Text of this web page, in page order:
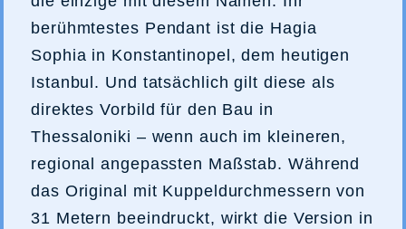
berühmtestes Pendant ist die Hagia
Sophia in Konstantinopel, dem heutigen
Istanbul. Und tatsächlich gilt diese als
direktes Vorbild für den Bau in
Thessaloniki – wenn auch im kleineren,
regional angepassten Maßstab. Während
das Original mit Kuppeldurchmessern von
31 Metern beeindruckt, wirkt die Version in